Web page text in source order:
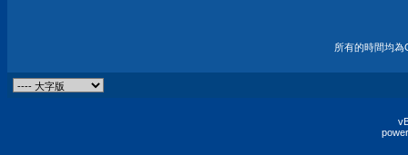
所有的時間均為